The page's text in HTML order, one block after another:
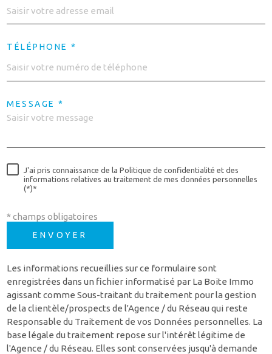
TÉLÉPHONE *
MESSAGE *
J'ai pris connaissance de la Politique de confidentialité et des
informations relatives au traitement de mes données personnelles
(*)*
* champs obligatoires
ENVOYER
Les informations recueillies sur ce formulaire sont
enregistrées dans un fichier informatisé par La Boite Immo
agissant comme Sous-traitant du traitement pour la gestion
de la clientèle/prospects de l'Agence / du Réseau qui reste
Responsable du Traitement de vos Données personnelles. La
base légale du traitement repose sur l'intérêt légitime de
l'Agence / du Réseau. Elles sont conservées jusqu'à demande